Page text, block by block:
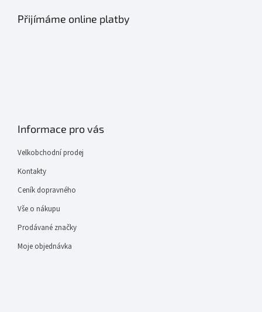
Přijímáme online platby
Informace pro vás
Velkobchodní prodej
Kontakty
Ceník dopravného
Vše o nákupu
Prodávané značky
Moje objednávka